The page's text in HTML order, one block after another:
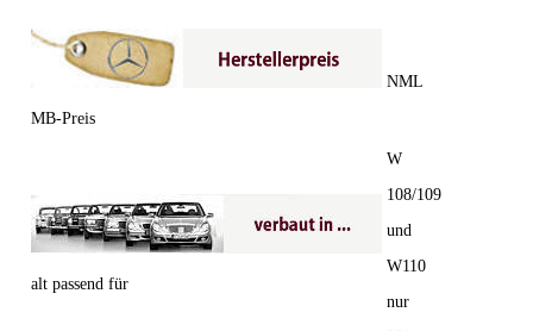
MB-Preis
NML
alt passend für
W
108/109
und
W110
nur